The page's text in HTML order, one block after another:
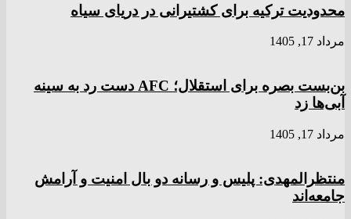
محدودیت ترکیه برای کشتیرانی در دریای سیاه
مرداد 17, 1405
بن‌بست بصره برای استقلال؛ AFC دست رد به سینه
آبی‌ها زد
مرداد 17, 1405
منتظرالمهدی: پلیس و رسانه دو بال امنیت و آرامش
جامعه‌اند